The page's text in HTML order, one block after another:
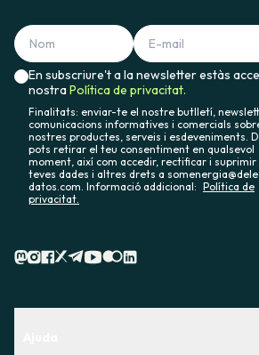
En subscriure't a la newsletter estàs
nostraPolítica de privacitat.
Finalitats: enviar-te el nostre butlletí,
comunicacions informatives i comercials
nostres productes, serveis i esdeveniments.
pots retirar el teu consentiment en qualsevol
moment, així com accedir, rectificar i suprimir
teves dades i altres drets a
datos.com. Informació addicional: Política de
privacitat.